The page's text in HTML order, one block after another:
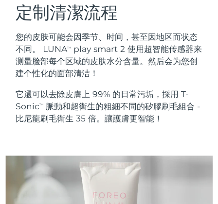
定制清潔流程
您的皮肤可能会因季节、时间，甚至因地区而状态
不同。 LUNATM
play smart 2 使用超智能传感器来
测量脸部每个区域的皮肤水分含量。然后会为您创
建个性化的面部清洁！
它還可以去除皮膚上 99% 的日常污垢，採用 T-
SonicTM
脈動和超衛生的粗細不同的矽膠刷毛組合 -
比尼龍刷毛衛生 35 倍。讓護膚更智能！
面部清潔
LUNA™ 4 套裝
Anti-aging massage
LUNA™ 4 Plus
LUNA™ 4 Men
For men, anti-aging massage
緊致提拉
BEAR™ 2 套裝
Microcurrent toning
BEAR™ 2 go
BEAR™ 2 eyes & lips
Microcurrent line smoothing device
補水保濕
UFO™ 3 套裝
UFO™ 3 LED
Near-infrared and red light therapy
口腔護理
issa™ 4
issa™ 4 plus
Smart hybrid silicone sonic toothbrush
抗老 LED 護理
NEW
奧地利
比利時 預計送達日期08/08/2026
百慕達
波士尼亞與赫塞哥維納 預計送達日期11/08/2026
汶萊 預計送達日期
加拿大 預計送達日期
智利 預計送達日期